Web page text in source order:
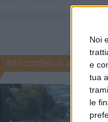
Noi
e
tua
le
Altri contenuti a tema